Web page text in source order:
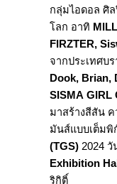
กลุ่มไอดอล ศิ
โลก อาทิ
FIRZTER,
จากประเทศบ
Dook, Brian,
SISMA GIRL
มาสร้างสีสัน
มันส์แบบเต็มพิ
(TGS) 2024
Exhibition
ริกิติ์